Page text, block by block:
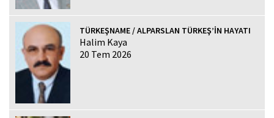
TÜRKEŞNAME / ALPARSLAN TÜRKEŞ’İN HAYATI
Halim Kaya
20 Tem 2026